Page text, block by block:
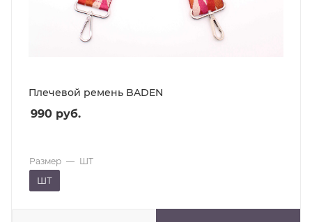
Плечевой ремень BADEN
990 руб.
Размер — ШТ
ШТ